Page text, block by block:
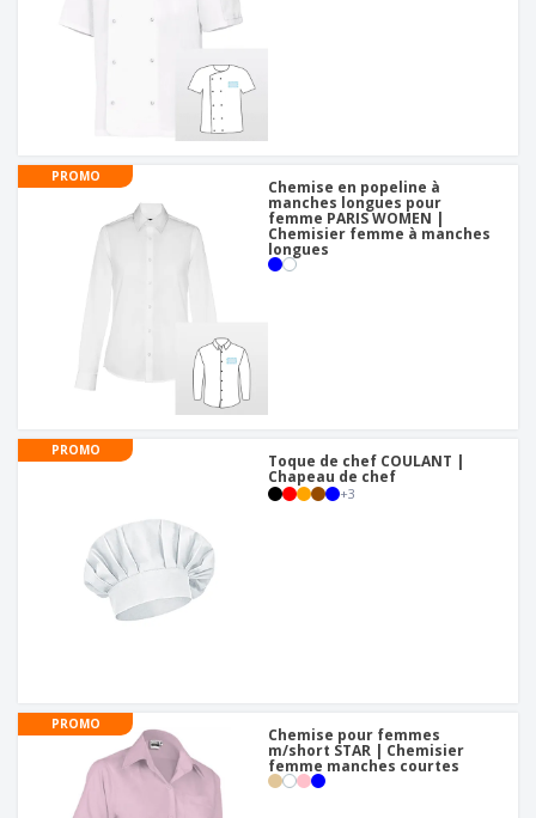
PROMO
Chemise en popeline à
manches longues pour
femme PARIS WOMEN |
Chemisier femme à manches
longues
PROMO
Toque de chef COULANT |
Chapeau de chef
+3
PROMO
Chemise pour femmes
m/short STAR | Chemisier
femme manches courtes